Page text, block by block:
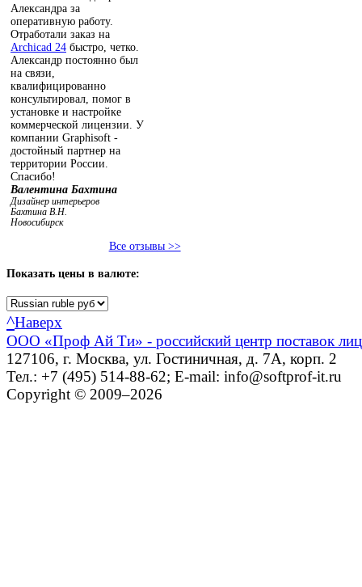
Александра за
оперативную работу.
Отработали заказ на
Archicad 24 быстро, четко.
Александр постоянно был
на связи,
квалифицированно
консультировал, помог в
установке и настройке
коммерческой лицензии. У
компании Graphisoft -
достойный партнер на
территории России.
Спасибо!
Валентина Бахтина
Дизайнер интерьеров
Бахтина В.Н.
Новосибирск
Все отзывы >>
Показать цены в валюте:
^Наверх
ООО «Проф Ай Ти» - российский центр поставок
127106, г. Москва, ул. Гостиничная, д. 7А, корп. 2
Тел.: +7 (495) 514-88-62; E-mail: info@softprof-it.ru
Copyright © 2009–2026